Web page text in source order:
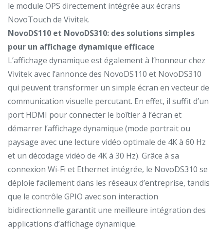
le module OPS directement intégrée aux écrans
NovoTouch de Vivitek.
NovoDS110 et NovoDS310: des solutions simples
pour un affichage dynamique efficace
L’affichage dynamique est également à l’honneur chez
Vivitek avec l’annonce des NovoDS110 et NovoDS310
qui peuvent transformer un simple écran en vecteur de
communication visuelle percutant. En effet, il suffit d’un
port HDMI pour connecter le boîtier à l’écran et
démarrer l’affichage dynamique (mode portrait ou
paysage avec une lecture vidéo optimale de 4K à 60 Hz
et un décodage vidéo de 4K à 30 Hz). Grâce à sa
connexion Wi-Fi et Ethernet intégrée, le NovoDS310 se
déploie facilement dans les réseaux d’entreprise, tandis
que le contrôle GPIO avec son interaction
bidirectionnelle garantit une meilleure intégration des
applications d’affichage dynamique.